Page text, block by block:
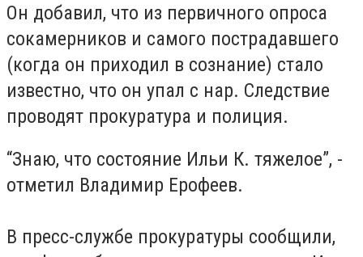
Он добавил, что из первичного опроса
сокамерников и самого пострадавшего
(когда он приходил в сознание) стало
известно, что он упал с нар. Следствие
проводят прокуратура и полиция.
“Знаю, что состояние Ильи К. тяжелое”, -
отметил Владимир Ерофеев.
В пресс-службе прокуратуры сообщили,